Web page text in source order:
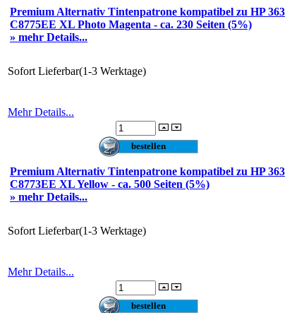
Premium Alternativ Tintenpatrone kompatibel zu HP 363
C8775EE XL Photo Magenta - ca. 230 Seiten (5%)
» mehr Details...
Sofort Lieferbar(1-3 Werktage)
Mehr Details...
Premium Alternativ Tintenpatrone kompatibel zu HP 363
C8773EE XL Yellow - ca. 500 Seiten (5%)
» mehr Details...
Sofort Lieferbar(1-3 Werktage)
Mehr Details...